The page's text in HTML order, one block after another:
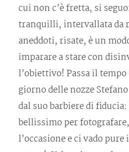
cui non c’è fretta, si
tranquilli, intervallata da
aneddoti, risate, è un
imparare a stare con
l’obiettivo! Passa il
giorno delle nozze
dal suo barbiere di
bellissimo per
l’occasione e ci vado